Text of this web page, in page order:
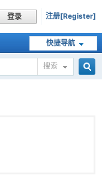
登录 注册[Register]
快捷导航
搜索